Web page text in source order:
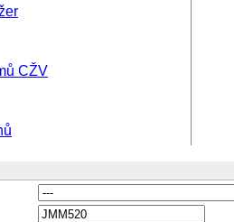
CŽV